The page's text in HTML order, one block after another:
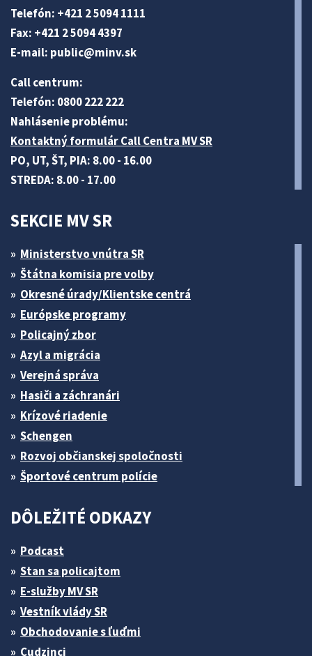
Telefón: +421 2 5094 1111
Fax: +421 2 5094 4397
E-mail: public@minv.sk
Call centrum:
Telefón: 0800 222 222
Nahlásenie problému:
Kontaktný formulár Call Centra MV SR
PO, UT, ŠT, PIA: 8.00 - 16.00
STREDA: 8.00 - 17.00
SEKCIE MV SR
Ministerstvo vnútra SR
Štátna komisia pre volby
Okresné úrady/Klientske centrá
Európske programy
Policajný zbor
Azyl a migrácia
Verejná správa
Hasiči a záchranári
Krízové riadenie
Schengen
Rozvoj občianskej spoločnosti
Športové centrum polície
DÔLEŽITÉ ODKAZY
Podcast
Stan sa policajtom
E-služby MV SR
Vestník vlády SR
Obchodovanie s ľuďmi
Cudzinci